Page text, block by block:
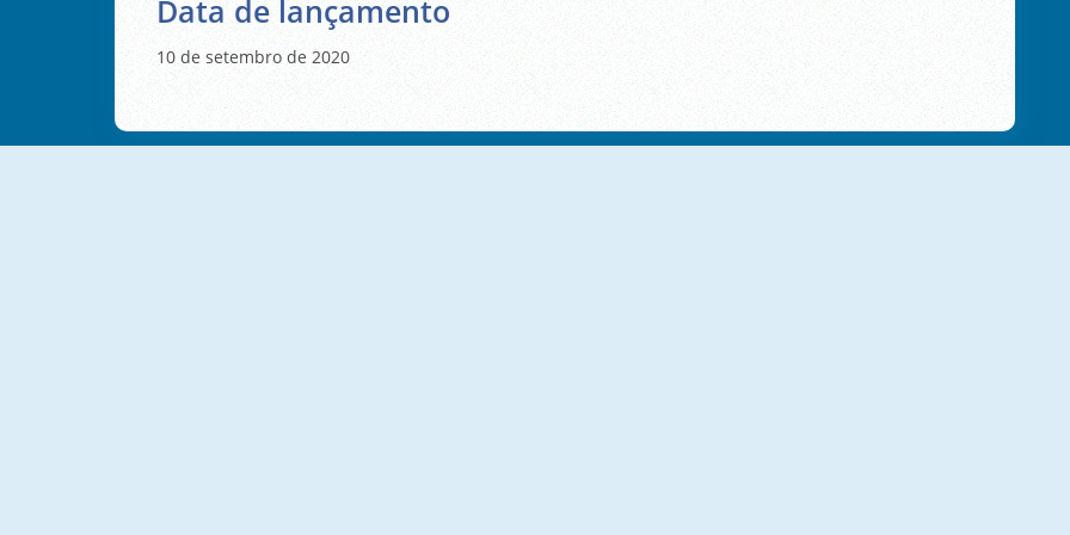
Data de lançamento
10 de setembro de 2020